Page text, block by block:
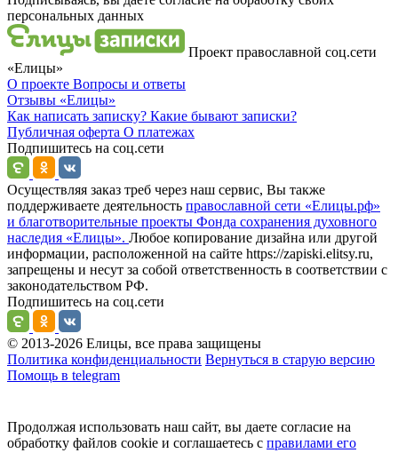
персональных данных
Проект православной соц.сети
«Елицы»
О проекте Вопросы и ответы
Отзывы «Елицы»
Как написать записку? Какие бывают записки?
Публичная оферта О платежах
Подпишитесь на соц.сети
Осуществляя заказ треб через наш сервис, Вы также
поддерживаете деятельность православной сети «Елицы.рф»
и благотворительные проекты Фонда сохранения духовного
наследия «Елицы». Любое копирование дизайна или другой
информации, расположенной на сайте https://zapiski.elitsy.ru,
запрещены и несут за собой ответственность в соответствии с
законодательством РФ.
Подпишитесь на соц.сети
© 2013-2026 Елицы, все права защищены
Политика конфиденциальности Вернуться в старую версию
Помощь в telegram
Продолжая использовать наш сайт, вы даете согласие на
обработку файлов cookie и соглашаетесь с правилами его